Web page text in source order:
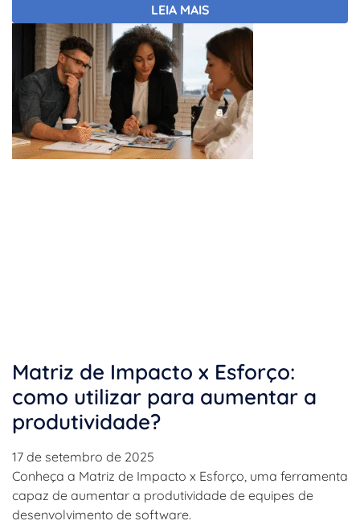
LEIA MAIS
Matriz de Impacto x Esforço:
como utilizar para aumentar a
produtividade?
17 de setembro de 2025
Conheça a Matriz de Impacto x Esforço, uma ferramenta
capaz de aumentar a produtividade de equipes de
desenvolvimento de software.